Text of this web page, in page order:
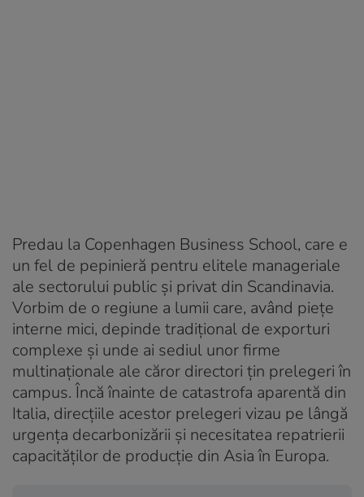
Predau la Copenhagen Business School, care e
un fel de pepinieră pentru elitele manageriale
ale sectorului public și privat din Scandinavia.
Vorbim de o regiune a lumii care, având piețe
interne mici, depinde tradițional de exporturi
complexe și unde ai sediul unor firme
multinaționale ale căror directori țin prelegeri în
campus. Încă înainte de catastrofa aparentă din
Italia, direcțiile acestor prelegeri vizau pe lângă
urgența decarbonizării și necesitatea repatrierii
capacităților de producție din Asia în Europa.